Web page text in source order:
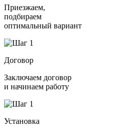
Приезжаем,
подбираем
оптимальный вариант
Договор
Заключаем договор
и начинаем работу
Установка